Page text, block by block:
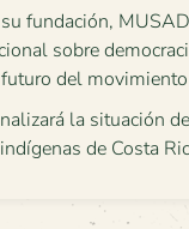
fundación,
sobre
del
la situación
de Costa